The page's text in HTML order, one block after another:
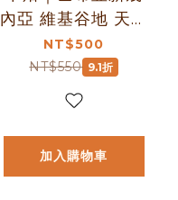
內亞 維基谷地 天堂
鳥 PB 稀有珍珠咖
啡圓豆 水洗處理法
咖啡豆 半磅
咖啡
NT$500
NT$550 9.1折
加入購物車